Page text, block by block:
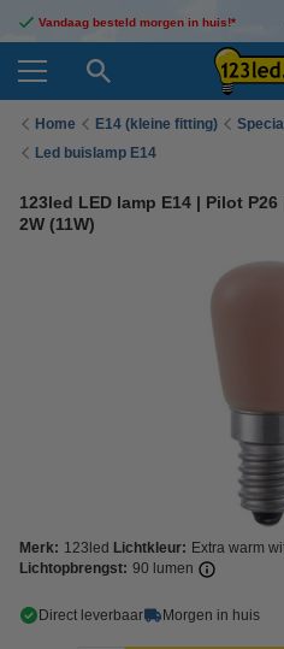
Vandaag besteld morgen in huis!*
Home E14 (kleine fitting)
Led buislamp E14
123led LED lamp E14 | Pilot
2W (11W)
Merk: 123led Lichtkleur: Extra warm
Lichtopbrengst: 90 lumen
Direct leverbaar Morgen in huis